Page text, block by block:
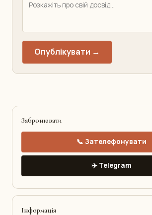
Опублікувати →
Забронювати
📞 Зателефонувати
✈️ Telegram
Інформація